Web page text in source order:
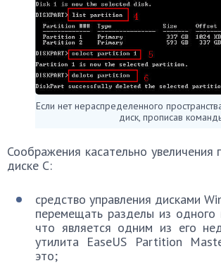
Если нет нераспределенного
диск, прописав
Соображения касательно увеличения
диске C:
средство управления дисками
перемещать разделы из одного
что является одним из его
утилита EaseUS Partition
это;